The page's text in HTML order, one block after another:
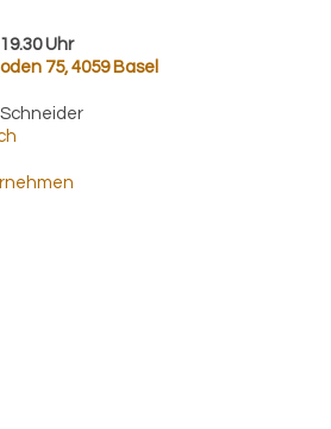
Uhr
75, 4059 Basel